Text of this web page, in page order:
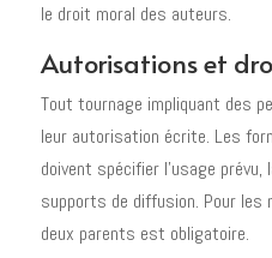
le droit moral des auteurs.
Autorisations et
Tout tournage impliquant des
leur autorisation écrite. Les
doivent spécifier l'usage
supports de diffusion. Pour les
deux parents est obligatoire.